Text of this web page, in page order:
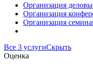
Организация
Организация
Организация
Все 3 услугиСкрыть
Оценка